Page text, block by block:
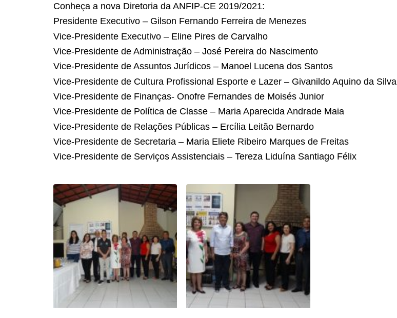
Conheça a nova Diretoria da ANFIP-CE 2019/2021:
Presidente Executivo – Gilson Fernando Ferreira de Menezes
Vice-Presidente Executivo – Eline Pires de Carvalho
Vice-Presidente de Administração – José Pereira do Nascimento
Vice-Presidente de Assuntos Jurídicos – Manoel Lucena dos Santos
Vice-Presidente de Cultura Profissional Esporte e Lazer – Givanildo Aquino da Silva
Vice-Presidente de Finanças- Onofre Fernandes de Moisés Junior
Vice-Presidente de Política de Classe – Maria Aparecida Andrade Maia
Vice-Presidente de Relações Públicas – Ercília Leitão Bernardo
Vice-Presidente de Secretaria – Maria Eliete Ribeiro Marques de Freitas
Vice-Presidente de Serviços Assistenciais – Tereza Liduína Santiago Félix